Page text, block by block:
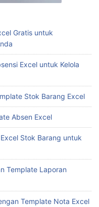
Gratis untuk
Excel untuk Kelola
Stok Barang Excel
Absen Excel
Stok Barang untuk
Template Laporan
Template Nota Excel